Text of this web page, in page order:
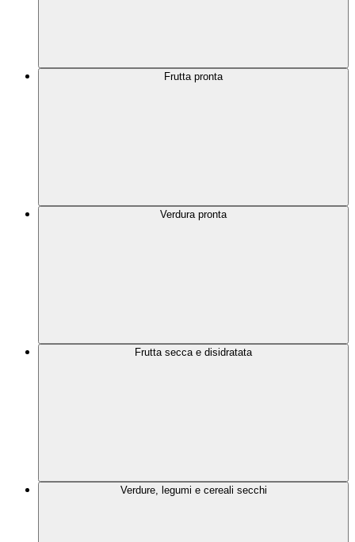
Frutta pronta
Verdura pronta
Frutta secca e disidratata
Verdure, legumi e cereali secchi